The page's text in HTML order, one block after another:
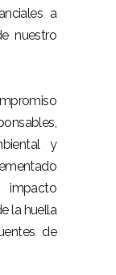
a
nuestro
y
impacto
la huella
de